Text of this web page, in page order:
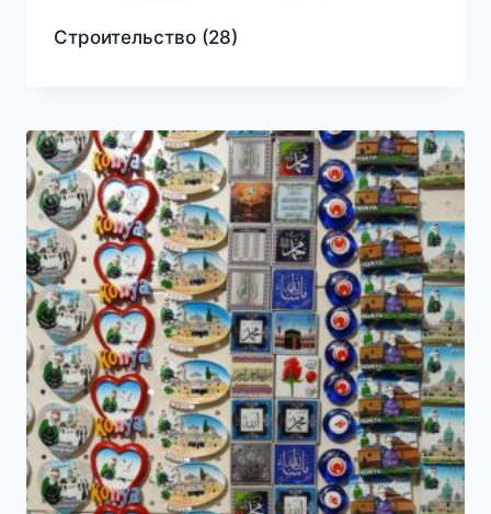
Строительство (28)